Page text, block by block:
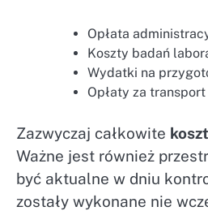
Opłata
Koszty badań
Wydatki na
Opłaty za
Zazwyczaj całkowite
Ważne jest również
być aktualne w dniu
zostały wykonane nie